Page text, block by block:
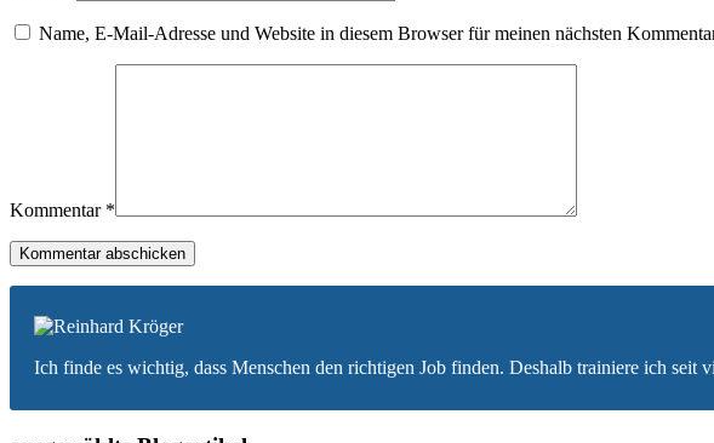
Name, E-Mail-Adresse und Website in diesem Browser für meinen nächsten
Kommentar *
Ich finde es wichtig, dass Menschen den richtigen Job finden. Deshalb trainiere ich